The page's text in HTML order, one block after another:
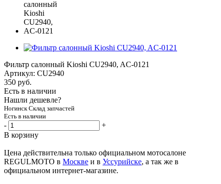
Фильтр салонный Kioshi CU2940, AC-0121
Артикул: CU2940
350 руб.
Есть в наличии
Нашли дешевле?
Ногинск Склад запчастей
Есть в наличии
-
+
В корзину
Цена действительна только официальном мотосалоне
REGULMOTO в Москве и в Уссурийске, а так же в
официальном интернет-магазине.